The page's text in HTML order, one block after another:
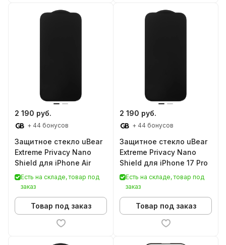
2 190 руб.
+ 44 бонусов
Защитное стекло uBear
Extreme Privacy Nano
Shield для iPhone Air
Есть на складе, товар под
заказ
Товар под заказ
2 190 руб.
+ 44 бонусов
Защитное стекло uBear
Extreme Privacy Nano
Shield для iPhone 17 Pro
Есть на складе, товар под
заказ
Товар под заказ